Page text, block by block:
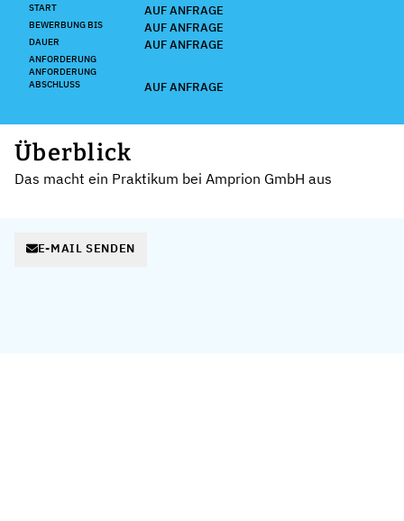
START AUF ANFRAGE
BEWERBUNG BIS AUF ANFRAGE
DAUER AUF ANFRAGE
ANFORDERUNG
ANFORDERUNG
ABSCHLUSS
AUF ANFRAGE
Überblick
Das macht ein Praktikum bei Amprion GmbH aus
E-MAIL SENDEN